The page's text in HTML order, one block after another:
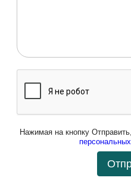
Нажимая на кнопку